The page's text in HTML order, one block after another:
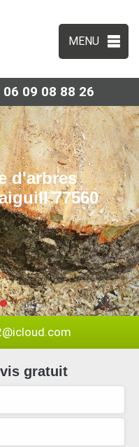
MENU
06 09 08 88 26
d'arbres
77560
gratuit